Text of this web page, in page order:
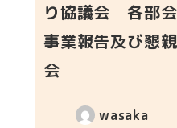
り協議会 各部会
事業報告及び懇親
会
wasaka